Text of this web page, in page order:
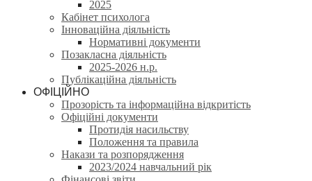
2025
Кабінет психолога
Інноваційна діяльність
Нормативні документи
Позакласна діяльність
2025-2026 н.р.
Публікаційна діяльність
ОФІЦІЙНО
Прозорість та інформаційна відкритість
Офіційні документи
Протидія насильству
Положення та правила
Накази та розпорядження
2023/2024 навчальний рік